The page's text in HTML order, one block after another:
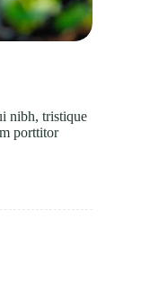
nibh, tristique
porttitor